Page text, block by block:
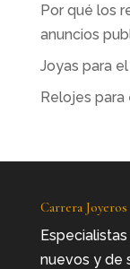
Por qué los
anuncios
Joyas para
Relojes para
Carrera Joyeros
nuevos y de